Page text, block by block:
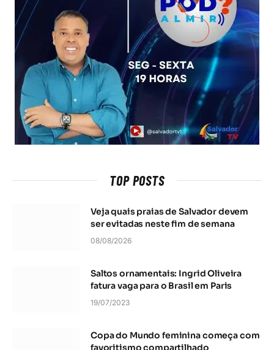
TOP POSTS
Veja quais praias de Salvador devem
ser evitadas neste fim de semana
08/08/2026
Saltos ornamentais: Ingrid Oliveira
fatura vaga para o Brasil em Paris
19/07/2023
Copa do Mundo feminina começa com
favoritismo compartilhado